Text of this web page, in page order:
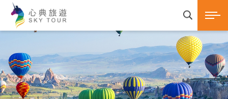
心典旅遊SKY TOUR |產品諮詢
展開